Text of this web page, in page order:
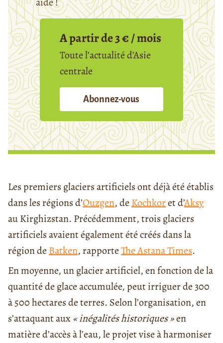
A partir de 3 € / mois
Toute l’actualité d’Asie
centrale
Abonnez-vous
Les premiers glaciers artificiels ont déjà été établis
dans les régions d’Ouzgen, de Kochkoret d’Aksy
au Kirghizstan. Précédemment, trois glaciers
artificiels avaient également été créés dans la
région de Batken, rapporteThe Astana Times.
En moyenne, un glacier artificiel, en fonction de la
quantité de glace accumulée, peut irriguer de 300
à 500 hectares de terres. Selon l’organisation, en
s’attaquant aux« inégalités historiques »en
matière d’accès à l’eau, le projet vise à harmoniser